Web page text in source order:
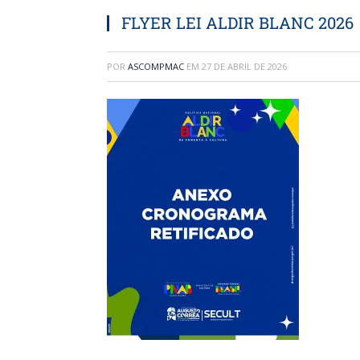
FLYER LEI ALDIR BLANC 2026
POR ASCOMPMAC EM 27 DE ABRIL DE 2026